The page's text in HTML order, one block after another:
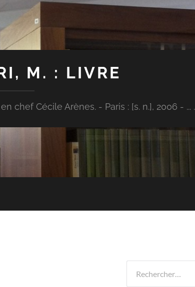
M. : LIVRE
chef Cécile Arènes. - Paris : [s. n.], 2006 - ... .